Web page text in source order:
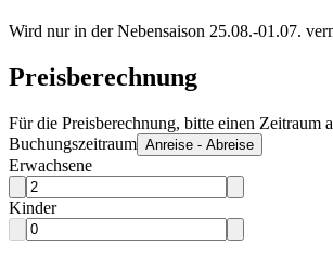
Wird nur in der Nebensaison 25.08.-01.07.
Preisberechnung
Für die Preisberechnung, bitte einen Zeitraum
Buchungszeitraum Anreise - Abreise
Erwachsene
Kinder